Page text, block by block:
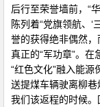
后行至荣誉墙前，“
陈列着“党旗领航、‘
誉的获得绝非偶然，
真正的“军功章”。
“红色文化”融入能
送提煤车辆驶离柳
我们该返程的时候